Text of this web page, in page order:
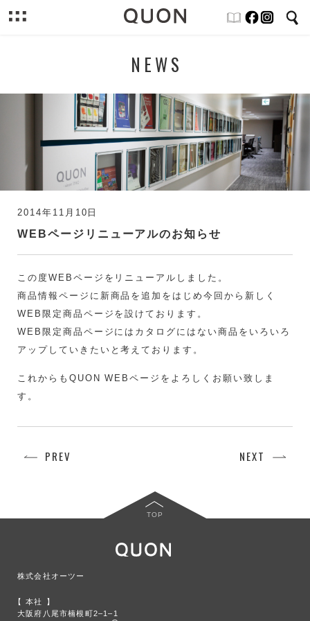
NEWS
2014年11月10日
WEBページリニューアルのお知らせ
この度WEBページをリニューアルしました。
商品情報ページに新商品を追加をはじめ今回から新しく
WEB限定商品ページを設けております。
WEB限定商品ページにはカタログにはない商品をいろいろ
アップしていきたいと考えております。
これからもQUON WEBページをよろしくお願い致しま
す。
PREV NEXT
TOP
株式会社オーツー
本社
大阪府八尾市楠根町2‒1‒1